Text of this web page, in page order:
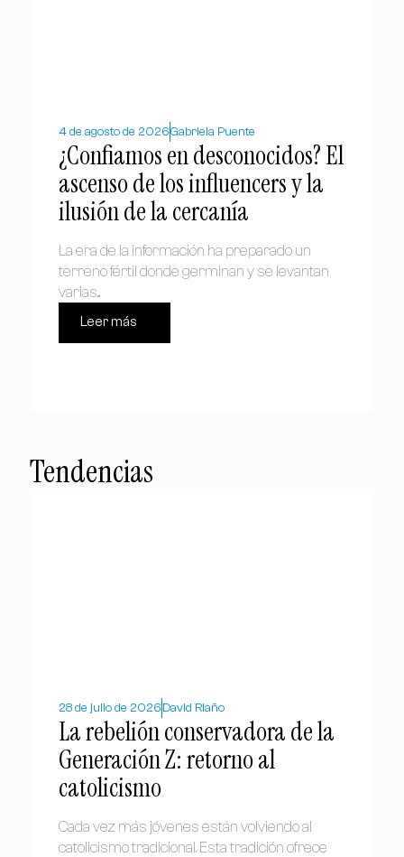
4 de agosto de 2026Gabriela Puente
¿Confiamos en desconocidos? El
ascenso de los influencers y la
ilusión de la cercanía
La era de la información ha preparado un
terreno fértil donde germinan y se levantan
varias...
Leer más
Tendencias
28 de julio de 2026 David Riaño
La rebelión conservadora de la
Generación Z: retorno al
catolicismo
Cada vez más jóvenes están volviendo al
catolicismo tradicional. Esta tradición ofrece